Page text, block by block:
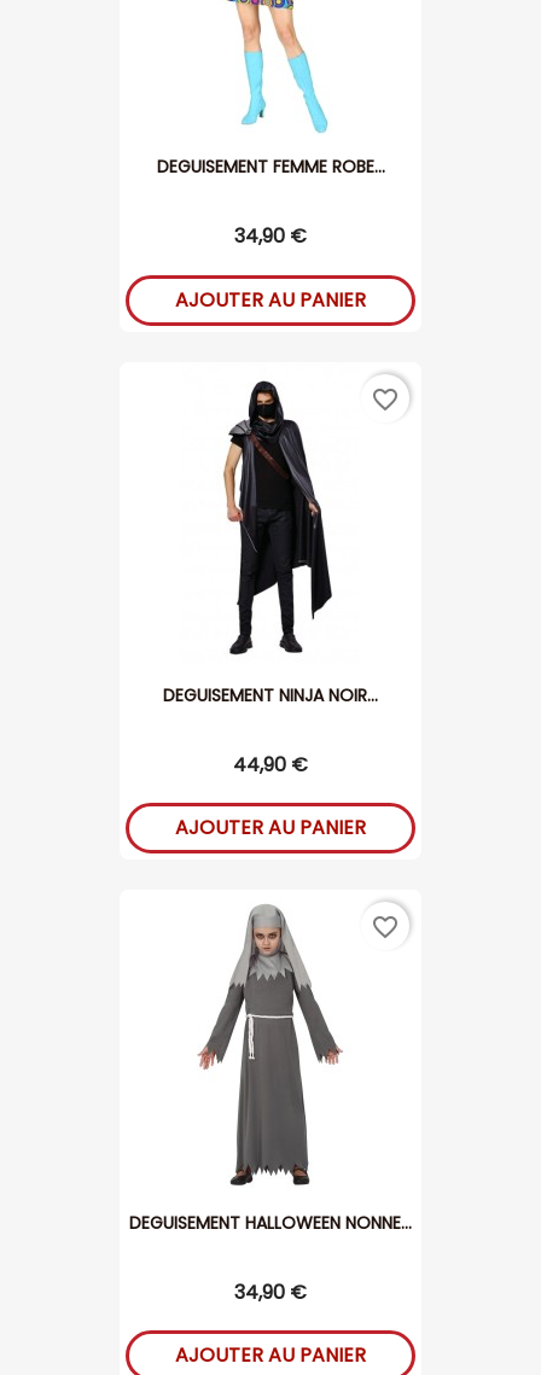
DEGUISEMENT FEMME ROBE...
34,90 €
AJOUTER AU PANIER
DEGUISEMENT NINJA NOIR...
44,90 €
AJOUTER AU PANIER
favorite_border
DEGUISEMENT HALLOWEEN NONNE...
34,90 €
AJOUTER AU PANIER
favorite_border